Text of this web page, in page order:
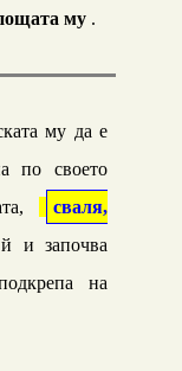
му .
му да е
по своето
сваля,
и започва
на